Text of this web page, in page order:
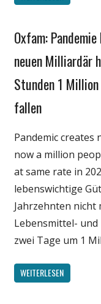
Gesellschaft
Wirtschaft
Wissenschaft
Oxfam:
neuen Milliardär
Stunden 1
fallen
Pandemic
now a million
at same rate in
lebenswichtige
Jahrzehnten nicht
Lebensmittel-
zwei Tage um 1
WEITERLESEN